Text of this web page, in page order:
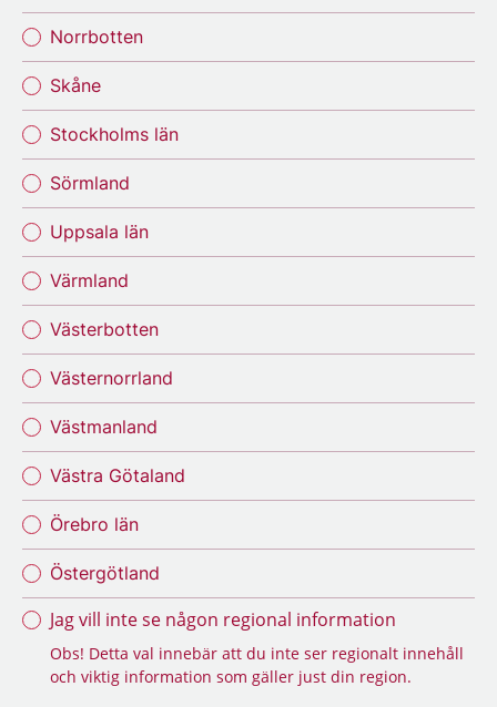
Norrbotten
Skåne
Stockholms län
Sörmland
Uppsala län
Värmland
Västerbotten
Västernorrland
Västmanland
Västra Götaland
Örebro län
Östergötland
Jag vill inte se någon regional information
Obs! Detta val innebär att du inte ser regionalt innehåll
och viktig information som gäller just din region.